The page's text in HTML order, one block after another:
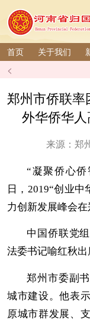
首页 关于我们
<
郑州市侨联率
外华侨华
来源：郑
“凝聚侨心
日，2019“创业
力创新发展峰会在
中国侨联党
法委书记喻红秋出
郑州市委副
城市建设。他表
原城市群发展、